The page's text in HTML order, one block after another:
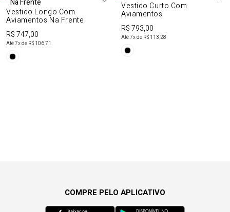
Vestido Longo Com
Aviamentos Na Frente
R$ 747,00
Até7x de R$ 106,71
Vestido Curto Com
Aviamentos
R$ 793,00
Até7x de R$ 113,28
COMPRE PELO APLICATIVO